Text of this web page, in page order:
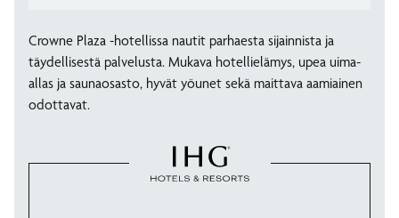
Crowne Plaza -hotellissa nautit parhaesta sijainnista ja
täydellisestä palvelusta. Mukava hotellielämys, upea uima-
allas ja saunaosasto, hyvät yöunet sekä maittava aamiainen
odottavat.